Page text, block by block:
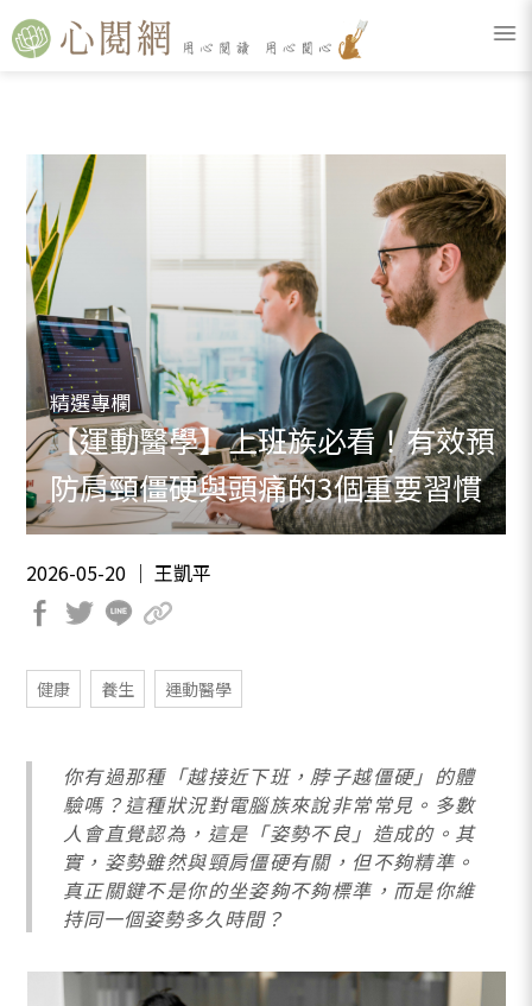
精選專欄
【運動醫學】上班族必看！有效預
防肩頸僵硬與頭痛的3個重要習慣
2026-05-20 ｜ 王凱平
健康 養生 運動醫學
你有過那種「越接近下班，脖子越僵硬」的體
驗嗎？這種狀況對電腦族來說非常常見。多數
人會直覺認為，這是「姿勢不良」造成的。其
實，姿勢雖然與頸肩僵硬有關，但不夠精準。
真正關鍵不是你的坐姿夠不夠標準，而是你維
持同一個姿勢多久時間？